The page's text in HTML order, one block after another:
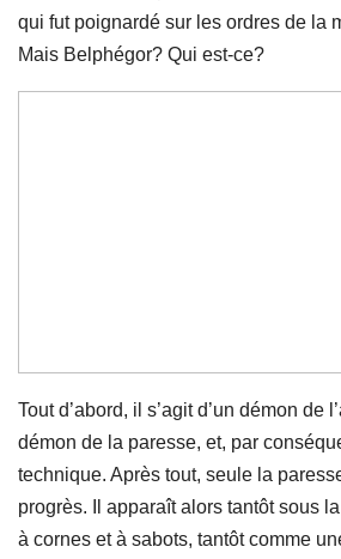
qui fut poignardé sur les ordres de la
Mais Belphégor? Qui est-ce?
Tout d’abord, il s’agit d’un démon de
démon de la paresse, et, par
technique. Après tout, seule la
progrès. Il apparaît alors tantôt sous
à cornes et à sabots, tantôt comme